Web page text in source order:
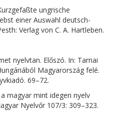
ungrische
einer Auswahl deutsch-
Verlag von C. A. Hartleben.
nyelvtan. Előszó. In: Tarnai
Magyarország felé.
69–72.
magyar mint idegen nyelv
Nyelvőr 107/3: 309–323.